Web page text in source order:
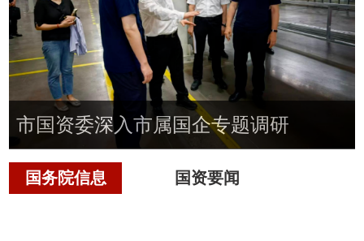
市国资委深入市属国企专题调研
国务院信息 国资要闻